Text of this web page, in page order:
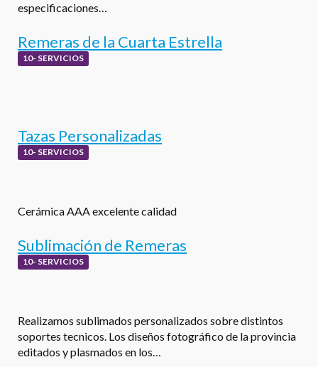
especificaciones…
Remeras de la Cuarta Estrella
10- SERVICIOS
Tazas Personalizadas
10- SERVICIOS
Cerámica AAA excelente calidad
Sublimación de Remeras
10- SERVICIOS
Realizamos sublimados personalizados sobre distintos
soportes tecnicos. Los diseños fotográfico de la provincia
editados y plasmados en los…